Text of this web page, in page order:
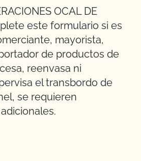
OCAL DE
este formulario si es
mayorista,
de productos de
reenvasa ni
el transbordo de
se requieren